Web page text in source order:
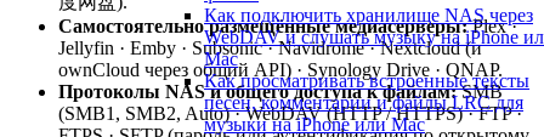
Как подключить хранилище NAS через
WebDAV и слушать музыку на iPhone
Mac
Как просматривать встроенные тексты
песен, комментарии и файлы LRC для
музыки на iPhone или Mac
Самостоятельно размещённые медиасерверы:Plex ·
Jellyfin · Emby · Subsonic · Navidrome · Nextcloud (и
ownCloud через общий API) · Synology Drive · QNAP.
Протоколы NAS и общего доступа к файлам:SMB
(SMB1, SMB2, Auto) · WebDAV (HTTP / HTTPS) · FTP ·